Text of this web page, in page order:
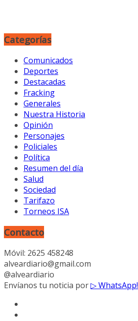
Categorías
Comunicados
Deportes
Destacadas
Fracking
Generales
Nuestra Historia
Opinión
Personajes
Policiales
Política
Resumen del día
Salud
Sociedad
Tarifazo
Torneos ISA
Contacto
Móvil: 2625 458248
alveardiario@gmail.com
@alveardiario
Envíanos tu noticia por▷ WhatsApp!